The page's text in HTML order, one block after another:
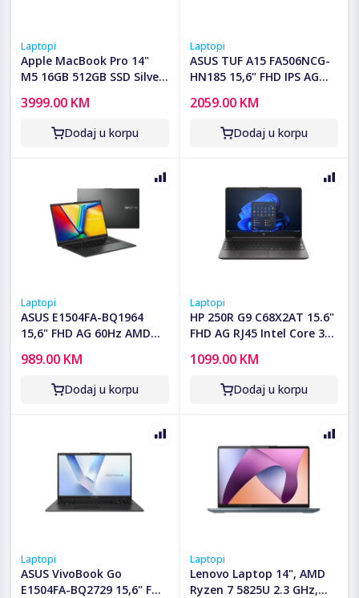
Laptopi
Apple MacBook Pro 14"
M5 16GB 512GB SSD Silver
3999.00 KM
Dodaj u korpu
Laptopi
ASUS TUF A15 FA506NCG-
HN185 15,6" FHD IPS AG
7445HS 16GB/512GB
SSD/RGB kbd./NVIDIA RTX
3050-4GB/2Y/crna
2059.00 KM
Dodaj u korpu
Laptopi
ASUS E1504FA-BQ1964
15,6" FHD AG 60Hz AMD
SSD/crna/2Y
989.00 KM
Dodaj u korpu
Laptopi
HP 250R G9 C68X2AT 15.6"
FHD AG RJ45 Intel Core 3
DOS/crna/1Y
1099.00 KM
Dodaj u korpu
Laptopi
ASUS VivoBook Go
E1504FA-BQ2729 15,6" FHD
Laptopi
Lenovo Laptop 14", AMD
Ryzen 7 5825U 2.3 GHz,